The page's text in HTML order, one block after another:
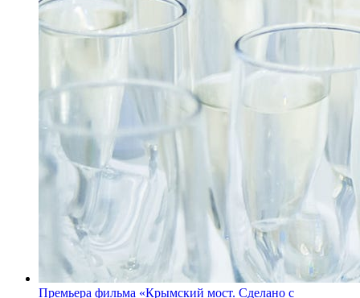
Премьера фильма «Крымский мост. Сделано с